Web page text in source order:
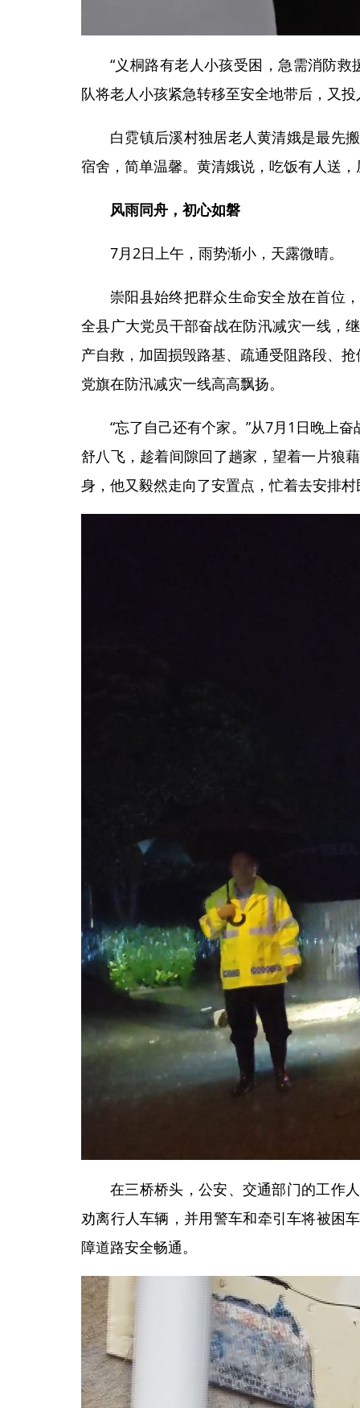
“义桐路有老人小孩受困，急需消防
队将老人小孩紧急转移至安全地带后，又
白霓镇后溪村独居老人黄清娥是最先
宿舍，简单温馨。黄清娥说，吃饭有人送
风雨同舟，初心如磐
7月2日上午，雨势渐小，天露微晴。
崇阳县始终把群众生命安全放在首位
全县广大党员干部奋战在防汛减灾一线，
产自救，加固损毁路基、疏通受阻路段、
党旗在防汛减灾一线高高飘扬。
“忘了自己还有个家。”从7月1日晚上
舒八飞，趁着间隙回了趟家，望着一片狼
身，他又毅然走向了安置点，忙着去安排
在三桥桥头，公安、交通部门的工作
劝离行人车辆，并用警车和牵引车将被困
障道路安全畅通。